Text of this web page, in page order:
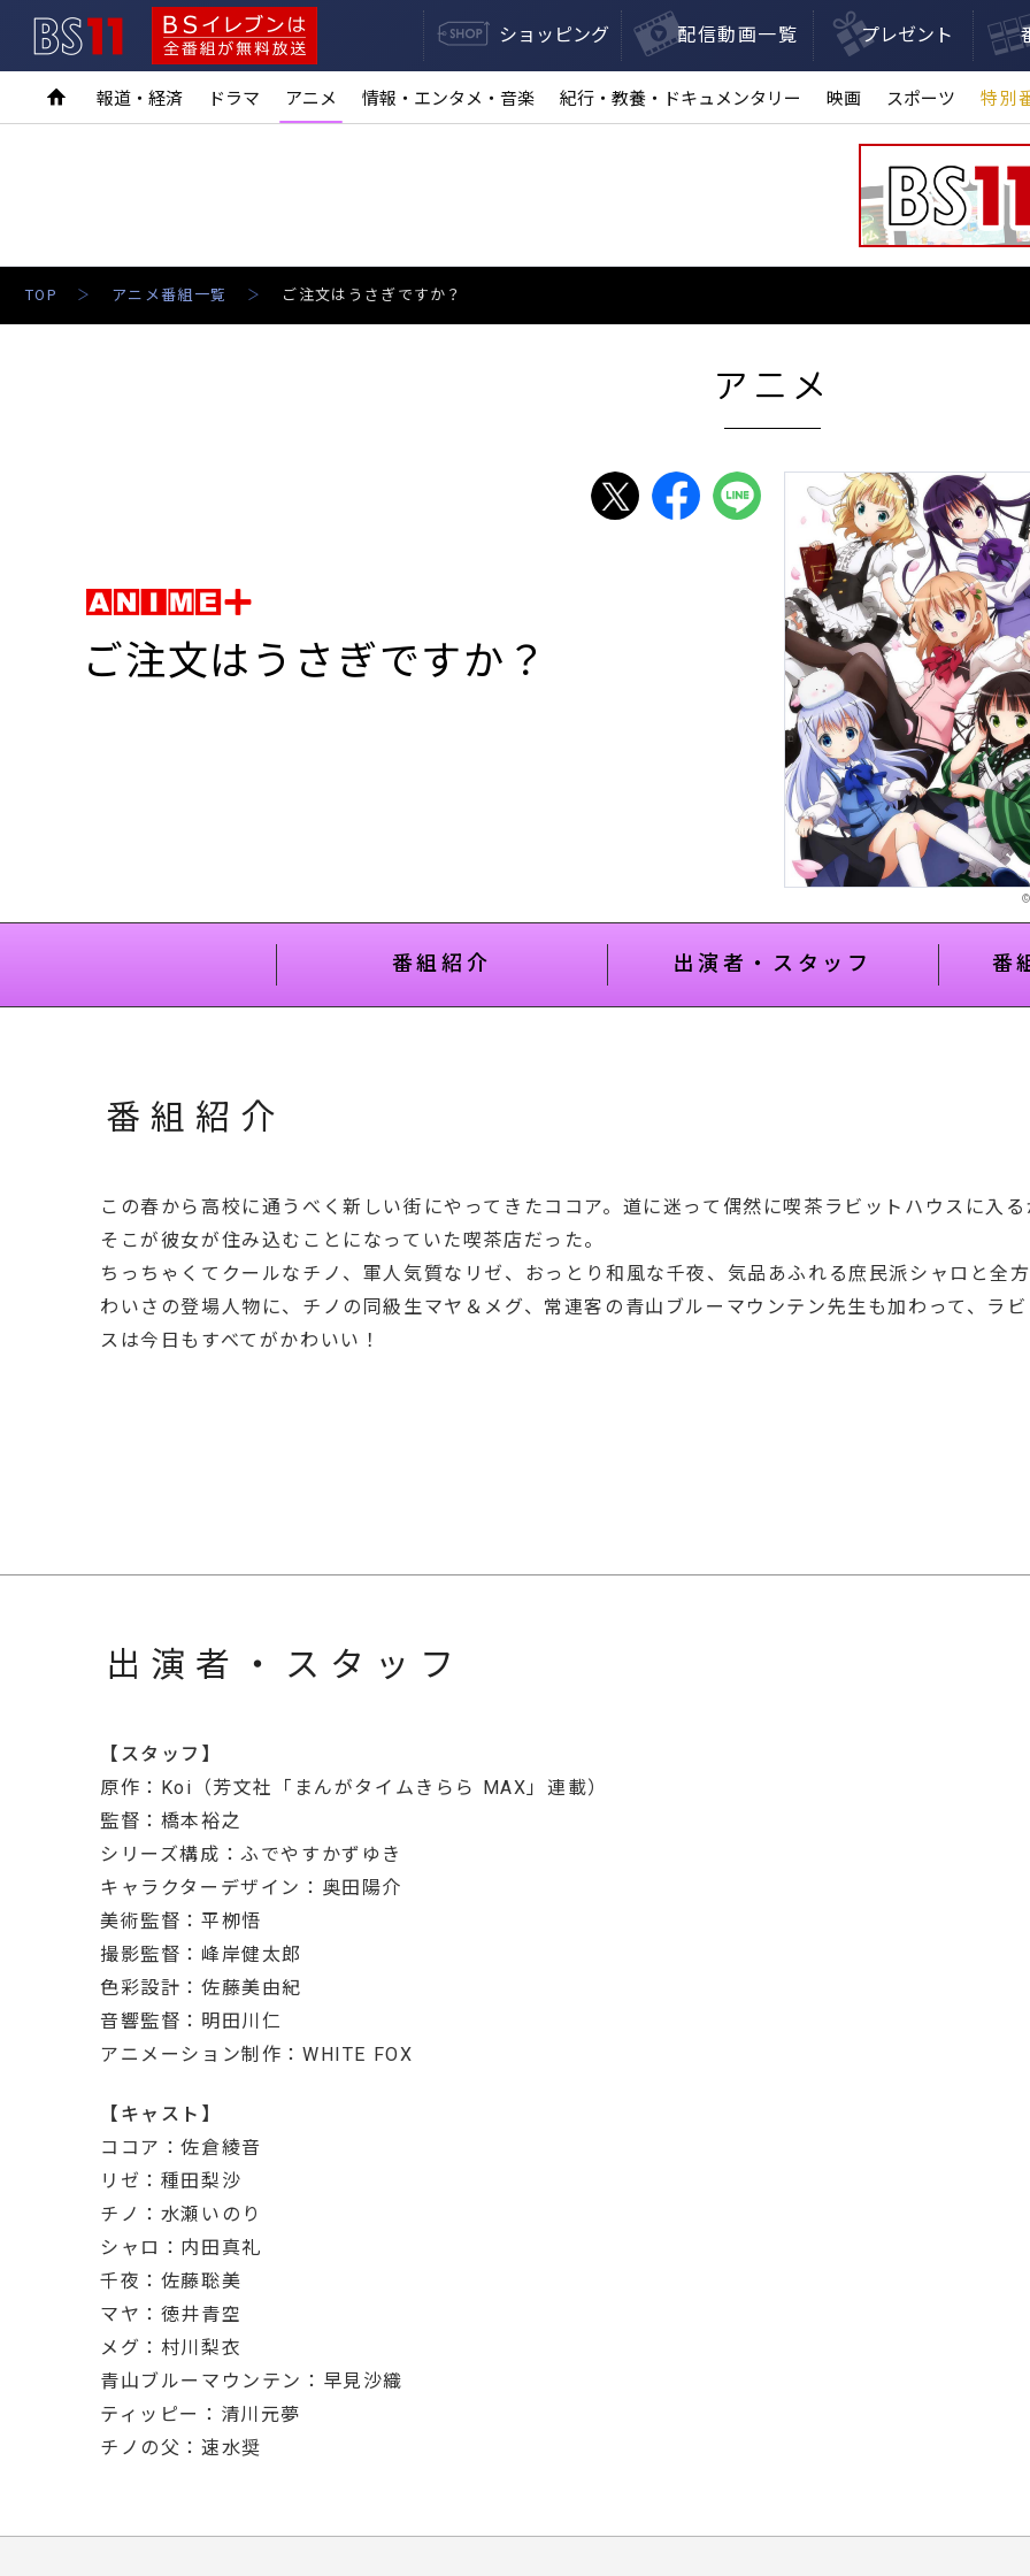
BSイレブンは全番組が無料放送
ショッピング 配信動画一覧 プレゼント
報道・経済 ドラマ アニメ 情報・エンタメ・音楽 紀行・教養・ドキュメンタリー 映画 スポーツ 特別
TOP アニメ番組一覧 ご注文はうさぎですか？
アニメ
ご注文はうさぎですか？
番組紹介 出演者・スタッフ 番
番組紹介
この春から高校に通うべく新しい街にやってきたココア。道に迷って偶然に喫茶ラビットハウスに入
そこが彼女が住み込むことになっていた喫茶店だった。
ちっちゃくてクールなチノ、軍人気質なリゼ、おっとり和風な千夜、気品あふれる庶民派シャロと全
わいさの登場人物に、チノの同級生マヤ＆メグ、常連客の青山ブルーマウンテン先生も加わって、ラ
スは今日もすべてがかわいい！
出演者・スタッフ
【スタッフ】
原作：Koi（芳文社「まんがタイムきらら MAX」連載）
監督：橋本裕之
シリーズ構成：ふでやすかずゆき
キャラクターデザイン：奥田陽介
美術監督：平栁悟
撮影監督：峰岸健太郎
色彩設計：佐藤美由紀
音響監督：明田川仁
アニメーション制作：WHITE FOX
【キャスト】
ココア：佐倉綾音
リゼ：種田梨沙
チノ：水瀬いのり
シャロ：内田真礼
千夜：佐藤聡美
マヤ：徳井青空
メグ：村川梨衣
青山ブルーマウンテン：早見沙織
ティッピー：清川元夢
チノの父：速水奨